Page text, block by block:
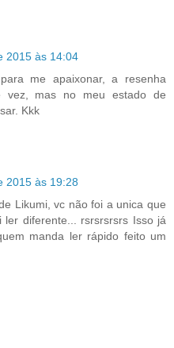
2015 às 14:04
me apaixonar, a resenha
vez, mas no meu estado de
Kkk
2015 às 19:28
Likumi, vc não foi a unica que
diferente... rsrsrsrsrs Isso já
manda ler rápido feito um